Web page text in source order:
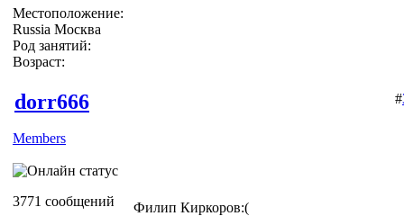
Местоположение:
Russia Москва
Род занятий:
Возраст:
dorr666
Members
3771 сообщений
#
Филип Киркоров:(